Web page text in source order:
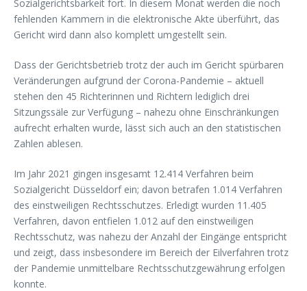
Sozialgerichtsbarkeit fort. In diesem Monat werden die noch
fehlenden Kammern in die elektronische Akte überführt, das
Gericht wird dann also komplett umgestellt sein.
Dass der Gerichtsbetrieb trotz der auch im Gericht spürbaren
Veränderungen aufgrund der Corona-Pandemie – aktuell
stehen den 45 Richterinnen und Richtern lediglich drei
Sitzungssäle zur Verfügung – nahezu ohne Einschränkungen
aufrecht erhalten wurde, lässt sich auch an den statistischen
Zahlen ablesen.
Im Jahr 2021 gingen insgesamt 12.414 Verfahren beim
Sozialgericht Düsseldorf ein; davon betrafen 1.014 Verfahren
des einstweiligen Rechtsschutzes. Erledigt wurden 11.405
Verfahren, davon entfielen 1.012 auf den einstweiligen
Rechtsschutz, was nahezu der Anzahl der Eingänge entspricht
und zeigt, dass insbesondere im Bereich der Eilverfahren trotz
der Pandemie unmittelbare Rechtsschutzgewährung erfolgen
konnte.